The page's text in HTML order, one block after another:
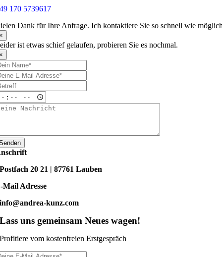
170 5739617
Dank für Ihre Anfrage. Ich kontaktiere Sie so schnell wie
ist etwas schief gelaufen, probieren Sie es nochmal.
Postfach 20 21 | 87761 Lauben
Mail Adresse
info@andrea-kunz.com
Lass uns gemeinsam Neues wagen!
Profitiere vom kostenfreien Erstgespräch